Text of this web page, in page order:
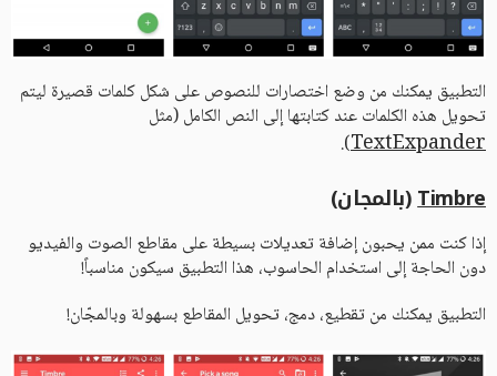
التطبيق يمكنك من وضع اختصارات للنصوص على شكل كلمات قصيرة ليتم
تحويل هذه الكلمات عند كتابتها إلى النص الكامل (مثل
TextExpander
).
Timbre(بالمجان)
إذا كنت ممن يحبون إضافة تعديلات بسيطة على مقاطع الصوت والفيديو
دون الحاجة إلى استخدام الحاسوب، هذا التطبيق سيكون مناسباً!
التطبيق يمكنك من تقطيع، دمج، تحويل المقاطع بسهولة وبالمجّان!